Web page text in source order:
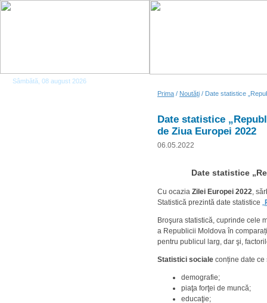
Sâmbătă, 08 august 2026
Prima / Noutăţi / Date statistice
Date statistice
de Ziua Europei 2022
06.05.2022
Date statistice
Cu ocazia Zilei Europei 2022,
Statistică prezintă date statistice „
Broşura statistică, cuprinde cele
a Republicii Moldova în
pentru publicul larg, dar şi,
Statistici sociale conține date
demografie;
piaţa forţei de muncă;
educaţie;